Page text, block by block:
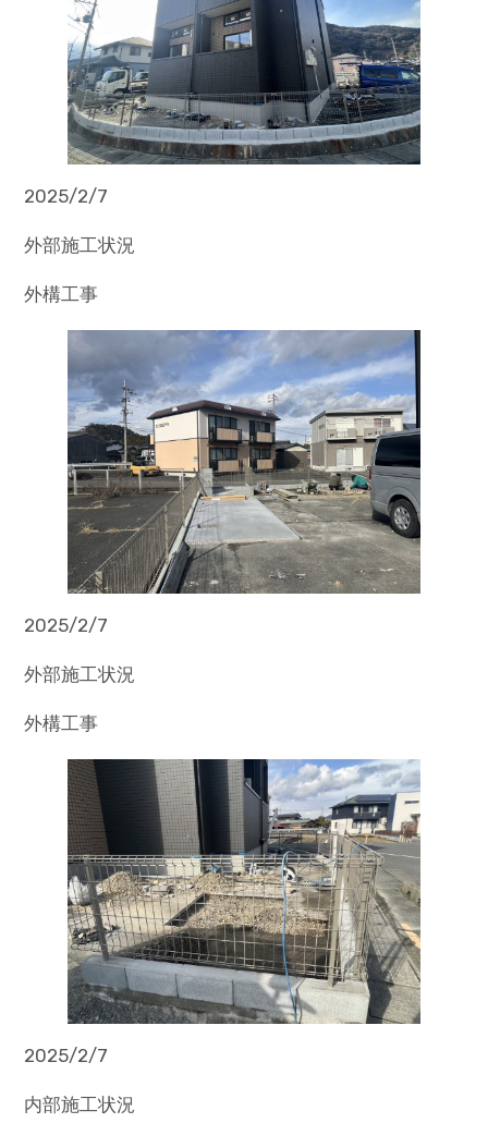
2025/2/7
外部施工状況
外構工事
2025/2/7
外部施工状況
外構工事
2025/2/7
内部施工状況